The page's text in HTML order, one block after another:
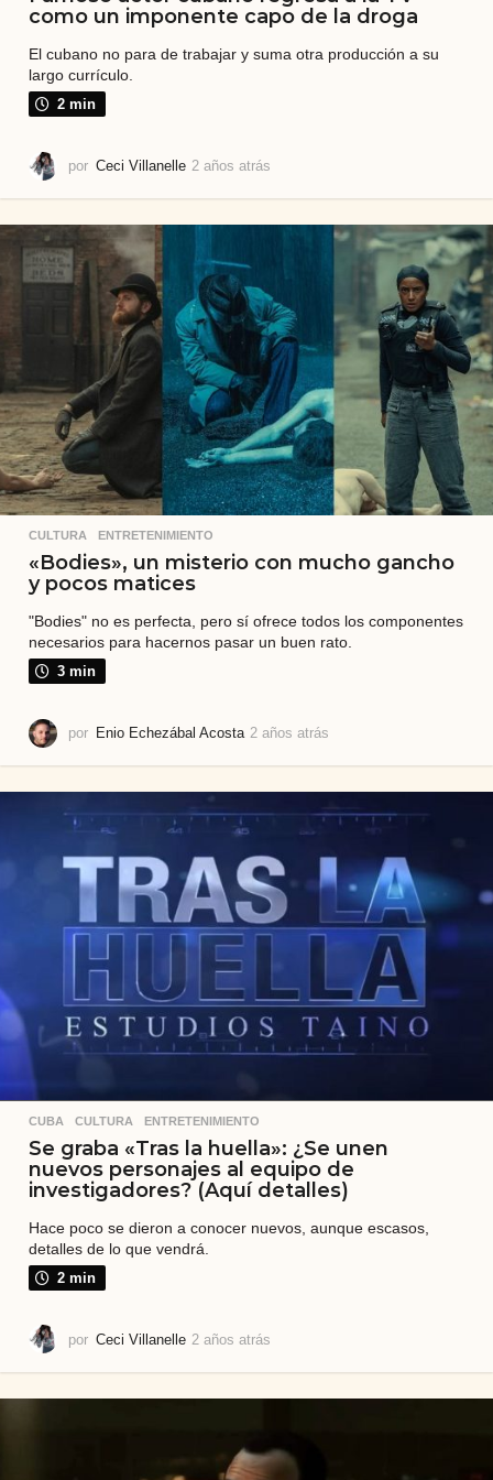
como un imponente capo de la droga
El cubano no para de trabajar y suma otra producción a su
largo currículo.
2 min
por Ceci Villanelle 2 años atrás
o
r
á
s
CULTURA ,ENTRETENIMIENTO
«Bodies», un misterio con mucho gancho
y pocos matices
"Bodies" no es perfecta, pero sí ofrece todos los componentes
necesarios para hacernos pasar un buen rato.
3 min
por Enio Echezábal Acosta 2 años atrás
o
s
t
r
s
CUBA ,CULTURA ,ENTRETENIMIENTO
Se graba «Tras la huella»: ¿Se unen
nuevos personajes al equipo de
investigadores? (Aquí detalles)
Hace poco se dieron a conocer nuevos, aunque escasos,
detalles de lo que vendrá.
2 min
por Ceci Villanelle 2 años atrás
o
t